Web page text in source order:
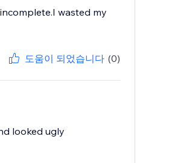
wasted my
도움이 되었습니다 (0)
looked ugly